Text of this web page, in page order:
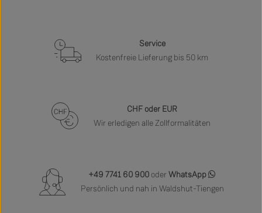
Service
Kostenfreie Lieferung bis 50 km
CHF oder EUR
Wir erledigen alle Zollformalitäten
+49 7741 60 900 oder WhatsApp
Persönlich und nah in Waldshut-Tiengen